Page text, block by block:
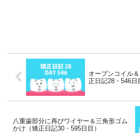
オープンコイル
正日記28・546日
八重歯部分に再びワイヤー＆三角形ゴム
かけ（矯正日記30・595日目）